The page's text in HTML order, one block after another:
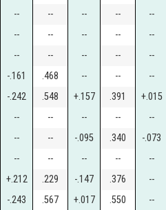
-- -- -- -- --
-- -- -- -- --
-- -- -- -- --
-.161 .468 -- -- --
-.242 .548 +.157 .391 +.015
-- -- -- -- --
-- -- -.095 .340 -.073
-- -- -- -- --
+.212 .229 -.147 .376 --
-.243 .567 +.017 .550 --